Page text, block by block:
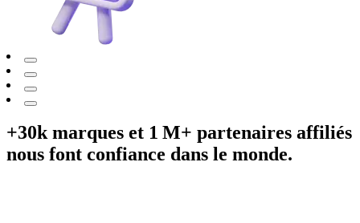
+30k marques et 1 M+ partenaires affiliés
nous font confiance dans le monde.